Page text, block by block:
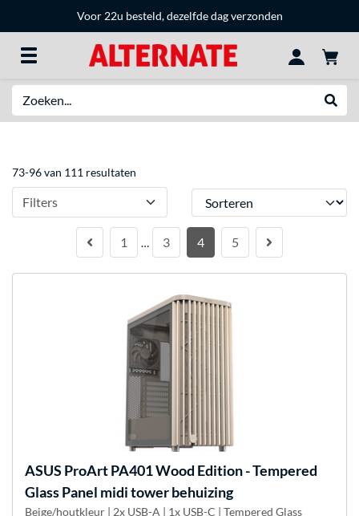
Voor 22u besteld, dezelfde dag verzonden
73-96 van 111 resultaten
Filters Sorteren
1 … 3 4 5
ASUS ProArt PA401 Wood Edition - Tempered
Glass Panel midi tower behuizing
Beige/houtkleur | 2x USB-A | 1x USB-C | Tempered Glass